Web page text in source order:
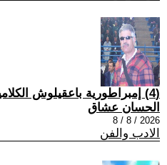
(4) إمبراطورية باعقيلوش الكلامية
الحسان عشاق
2026 / 8 / 8
الادب والفن